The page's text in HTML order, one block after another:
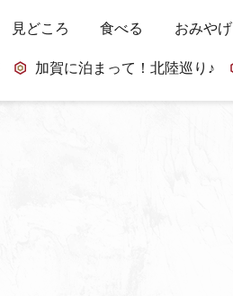
見どころ 食べる おみやげ
加賀に泊まって！北陸巡り♪